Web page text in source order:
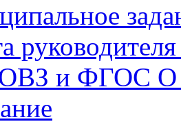
и ФГОС